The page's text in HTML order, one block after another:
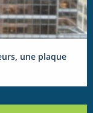
une plaque